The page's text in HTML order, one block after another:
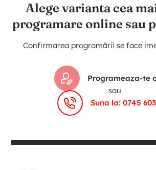
Alege varianta cea
programare online sau
Confirmarea programării se face
Programeaza-te
sau
Suna la: 0745